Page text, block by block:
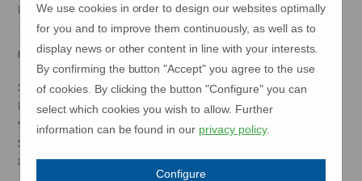
Montag - Sonntag
11:00 Uhr - 22:00 Uhr
(Küche 11:30 Uhr - 20:30 Uhr)
Sommerfrühstück (27.07. - 13.09.2026)
Montag - Freitag
9.00 - 10.30 Uhr
Samstag und Sonntag
8.30 - 10.30 Uhr
We use cookies in order to design our websites optimally
for you and to improve them continuously, as well as to
display news or other content in line with your interests.
By confirming the button "Accept" you agree to the use
of cookies. By clicking the button "Configure" you can
select which cookies you wish to allow. Further
information can be found in our privacy policy.
Configure